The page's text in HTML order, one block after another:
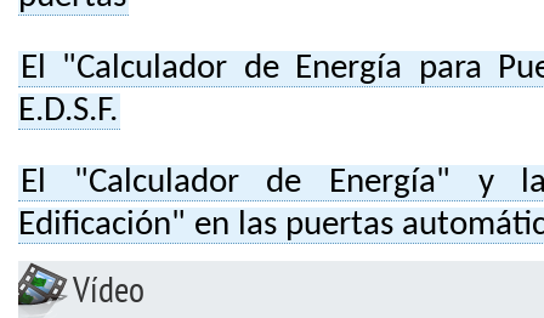
El "Calculador de Energía para
E.D.S.F.
El "Calculador de Energía" y
Edificación" en las puertas
Vídeo